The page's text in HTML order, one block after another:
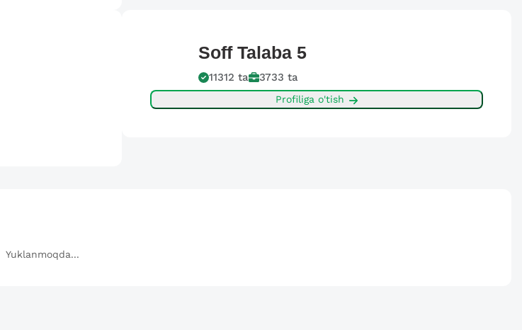
Soff Talaba 5
11312 ta 3733 ta
Profiliga o'tish
Yuklanmoqda...